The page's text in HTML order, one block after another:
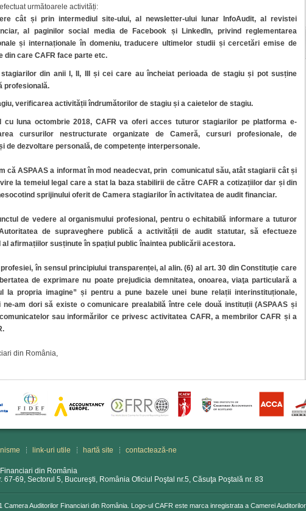
următoarele activități:
cât și prin intermediul site-ului, al newsletter-ului lunar InfoAudit, al revistei
al paginilor social media de Facebook și LinkedIn, privind reglementarea
și internaționale în domeniu, traducere ultimelor studii și cercetări emise de
din care CAFR face parte etc.
din anii I, II, III și cei care au încheiat perioada de stagiu și pot susține
profesională.
verificarea activității îndrumătorilor de stagiu și a caietelor de stagiu.
cu luna octombrie 2018, CAFR va oferi acces tuturor stagiarilor pe platforma e-
cursurilor nestructurate organizate de Cameră, cursuri profesionale, de
de dezvoltare personală, de competențe interpersonale.
că ASPAAS a informat în mod neadecvat, prin comunicatul său, atât stagiarii cât și
la temeiul legal care a stat la baza stabilirii de către CAFR a cotizațiilor dar și din
sprijinului oferit de Camera stagiarilor în activitatea de audit financiar.
de vedere al organismului profesional, pentru o echitabilă informare a tuturor
de supraveghere publică a activității de audit statutar, să efectueze
afirmațiilor susținute în spațiul public înaintea publicării acestora.
în sensul principiului transparenței, al alin. (6) al art. 30 din Constituție care
de exprimare nu poate prejudicia demnitatea, onoarea, viaţa particulară a
la propria imagine” și pentru a pune bazele unei bune relații interinstituționale,
am dori să existe o comunicare prealabilă între cele două instituții (ASPAAS și
sau informărilor ce privesc activitatea CAFR, a membrilor CAFR și a
din România,
link-uri utile hartă site contactează-ne
din România
67-69, Sectorul 5, Bucureşti, România Oficiul Poştal nr.5, Căsuţa Poştală nr. 83
Camera Auditorilor Financiari din România. Logo-ul CAFR este marca inregistrata a Camerei